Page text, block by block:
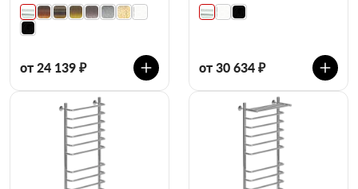
от 24 139 ₽ от 30 634 ₽